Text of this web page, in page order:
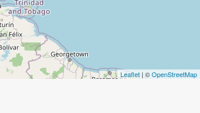
Leaflet | ©OpenStreetMap